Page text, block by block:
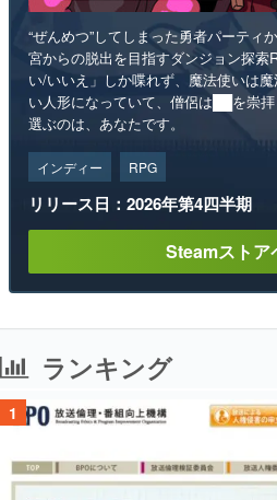
“ぜんめつ”してしまった勇者パーティ
宮からの脱出を目指すダンジョン探索
い/いいえ」しか喋れず、魔法使いは
い人形になっていて、僧侶は██を崇
選ぶのは、あなたです。
インディー RPG
リリース日：2026年第4四半期
Steamストア
ランキング
1